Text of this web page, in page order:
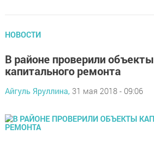
НОВОСТИ
В районе проверили объекты
капитального ремонта
Айгуль Яруллина, 31 мая 2018 - 09:06